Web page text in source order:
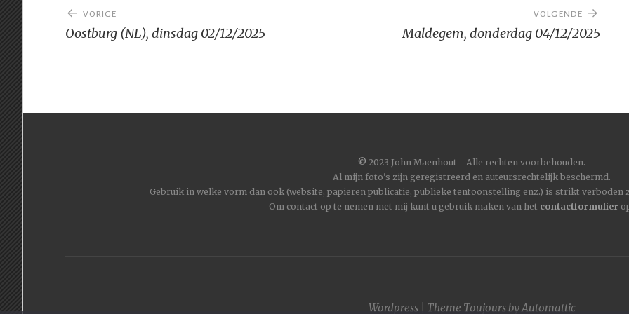
Bericht
navigatie
VORIGE
Oostburg (NL), dinsdag 02/12/2025
VOLGENDE
Maldegem, donderdag 04/12/2025
© 2023 John Maenhout - Alle rechten voorbehouden.
Al mijn foto's zijn geregistreerd en auteursrechtelijk beschermd.
Gebruik in welke vorm dan ook (website, papieren publicatie, publieke tentoonstelling enz.) is strikt
Om contact op te nemen met mij kunt u gebruik maken van het contactformulier
Wordpress| Theme ToujoursbyAutomattic